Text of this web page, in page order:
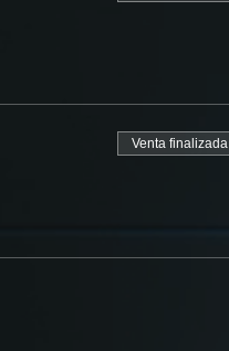
Venta finalizada